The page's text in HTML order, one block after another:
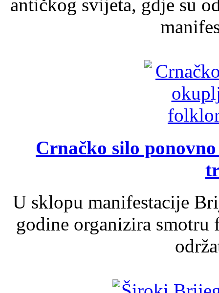
antičkog svijeta, gdje su
Crnačko silo
U sklopu manifestacije
godine organizira